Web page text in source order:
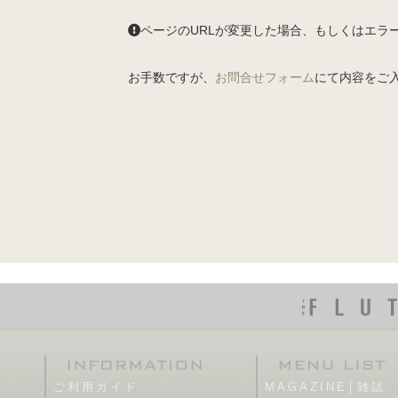
ページのURLが変更した場合、もしくはエラ
お手数ですが、 お問合せフォームにて内容をご
ご利用ガイド MAGAZINE│雑誌